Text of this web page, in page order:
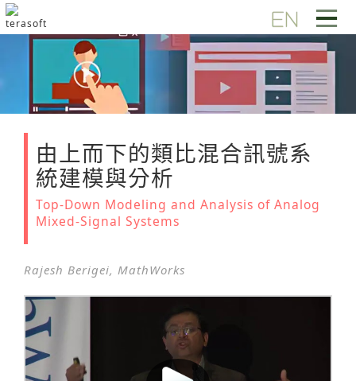
由上而下的類比混合訊號系
統建模與分析
Top-Down Modeling and Analysis of Analog
Mixed-Signal Systems
Rajesh Berigei, MathWorks